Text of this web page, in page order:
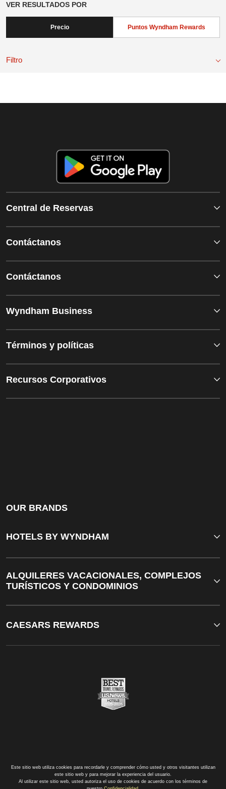
VER RESULTADOS POR
Precio Puntos Wyndham Rewards
Filtro
Central de Reservas
Contáctanos
Contáctanos
Wyndham Business
Términos y políticas
Recursos Corporativos
OUR BRANDS
HOTELS BY WYNDHAM
ALQUILERES VACACIONALES, COMPLEJOS
TURÍSTICOS Y CONDOMINIOS
CAESARS REWARDS
Este sitio web utiliza cookies para recordarle y comprender cómo usted y otros visitantes utilizan
este sitio web y para mejorar la experiencia del usuario.
Al utilizar este sitio web, usted autoriza el uso de cookies de acuerdo con los términos de